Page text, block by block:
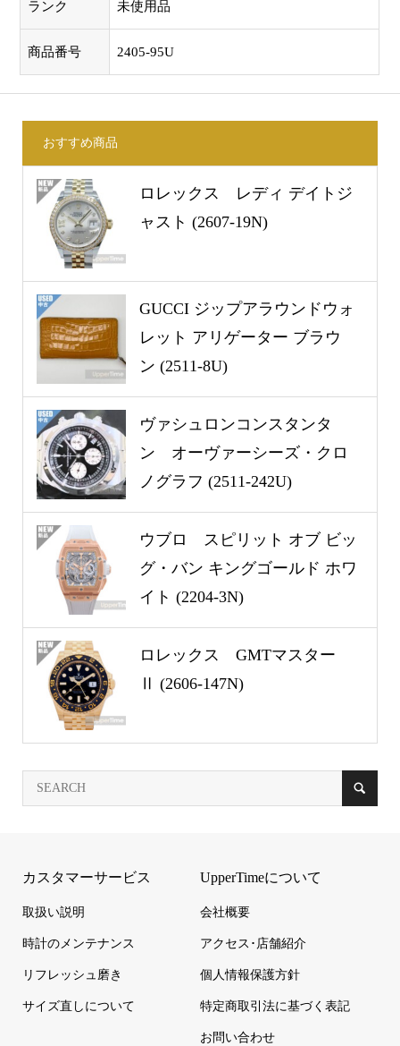
ランク 未使用品
商品番号 2405-95U
おすすめ商品
ロレックス レディ デイトジ
ャスト (2607-19N)
GUCCI ジップアラウンドウォ
レット アリゲーター ブラウ
ン (2511-8U)
ヴァシュロンコンスタンタ
ン オーヴァーシーズ・クロ
ノグラフ (2511-242U)
ウブロ スピリット オブ ビッ
グ・バン キングゴールド ホワ
イト (2204-3N)
ロレックス GMTマスター
Ⅱ (2606-147N)
カスタマーサービス
取扱い説明
時計のメンテナンス
リフレッシュ磨き
サイズ直しについて
UpperTimeについて
会社概要
アクセス･店舗紹介
個人情報保護方針
特定商取引法に基づく表記
お問い合わせ